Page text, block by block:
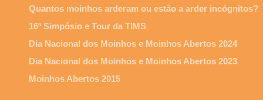
Quantos moinhos arderam ou estão a arder incógnitos?
16º Simpósio e Tour da TIMS
Dia Nacional dos Moinhos e Moinhos Abertos 2024
Dia Nacional dos Moinhos e Moinhos Abertos 2023
Moinhos Abertos 2015